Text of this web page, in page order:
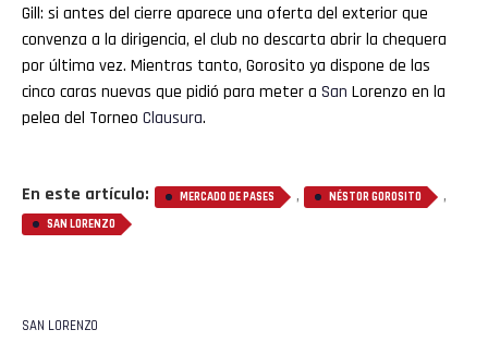
Gill: si antes del cierre aparece una oferta del exterior que
convenza a la dirigencia, el club no descarta abrir la chequera
por última vez. Mientras tanto, Gorosito ya dispone de las
cinco caras nuevas que pidió para meter a San Lorenzo en la
pelea del Torneo Clausura.
En este artículo: MERCADO DE PASES , NÉSTOR GOROSITO ,
SAN LORENZO
SAN LORENZO